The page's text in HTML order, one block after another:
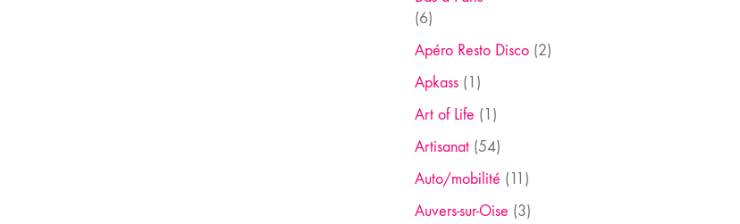
(6)
Apéro Resto Disco(2)
Apkass(1)
Art of Life (1)
Artisanat(54)
Auto/mobilité (11)
Auvers-sur-Oise (3)